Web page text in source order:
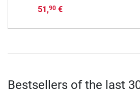
51,90€
Bestsellers of the last